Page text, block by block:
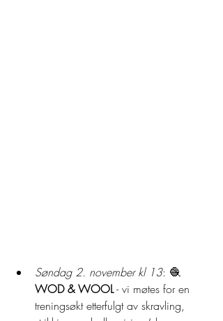
Søndag 2. november kl 13: 🧶
WOD & WOOL - vi møtes for en
treningsøkt etterfulgt av skravling,